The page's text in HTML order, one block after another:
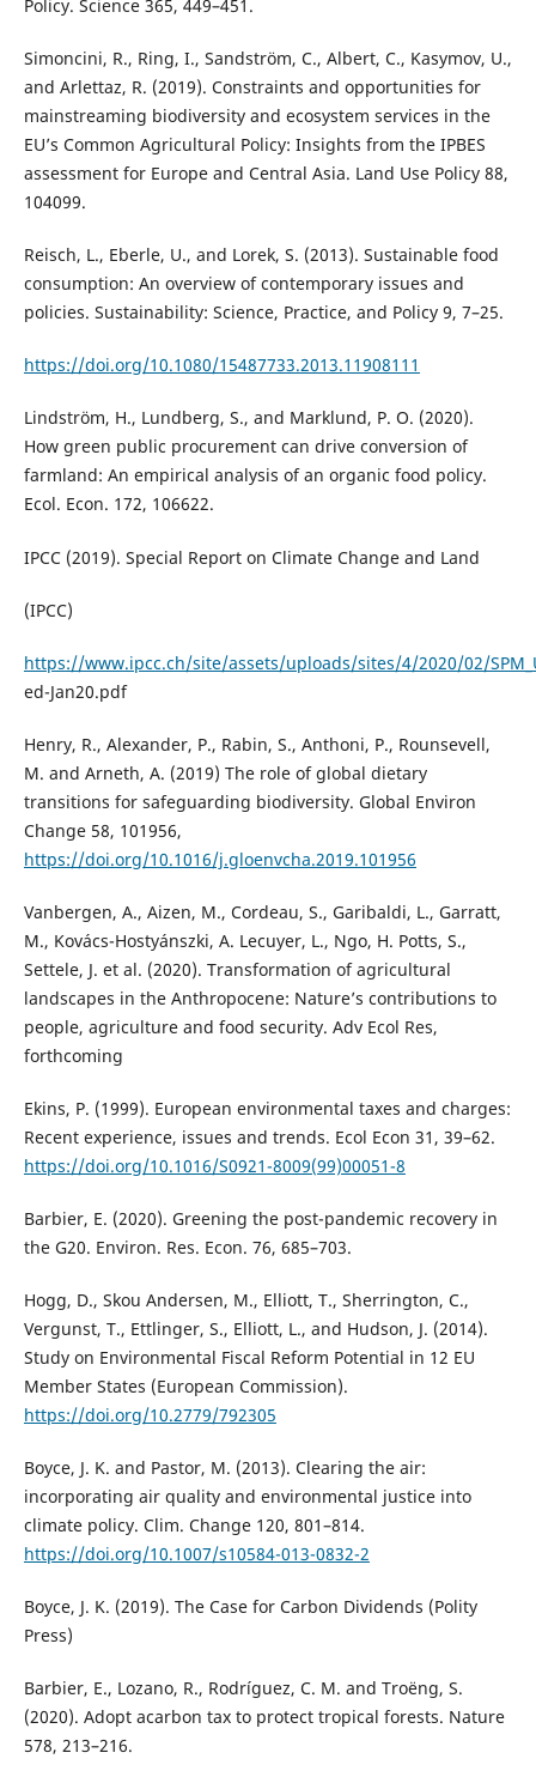
Policy. Science 365, 449–451.
Simoncini, R., Ring, I., Sandström, C., Albert, C., Kasymov, U.,
and Arlettaz, R. (2019). Constraints and opportunities for
mainstreaming biodiversity and ecosystem services in the
EU’s Common Agricultural Policy: Insights from the IPBES
assessment for Europe and Central Asia. Land Use Policy 88,
104099.
Reisch, L., Eberle, U., and Lorek, S. (2013). Sustainable food
consumption: An overview of contemporary issues and
policies. Sustainability: Science, Practice, and Policy 9, 7–25.
https://doi.org/10.1080/15487733.2013.11908111
Lindström, H., Lundberg, S., and Marklund, P. O. (2020).
How green public procurement can drive conversion of
farmland: An empirical analysis of an organic food policy.
Ecol. Econ. 172, 106622.
IPCC (2019). Special Report on Climate Change and Land
(IPCC)
https://www.ipcc.ch/site/assets/uploads/sites/4/2020/02/
ed-Jan20.pdf
Henry, R., Alexander, P., Rabin, S., Anthoni, P., Rounsevell,
M. and Arneth, A. (2019) The role of global dietary
transitions for safeguarding biodiversity. Global Environ
Change 58, 101956,
https://doi.org/10.1016/j.gloenvcha.2019.101956
Vanbergen, A., Aizen, M., Cordeau, S., Garibaldi, L., Garratt,
M., Kovács-Hostyánszki, A. Lecuyer, L., Ngo, H. Potts, S.,
Settele, J. et al. (2020). Transformation of agricultural
landscapes in the Anthropocene: Nature’s contributions to
people, agriculture and food security. Adv Ecol Res,
forthcoming
Ekins, P. (1999). European environmental taxes and charges:
Recent experience, issues and trends. Ecol Econ 31, 39–62.
https://doi.org/10.1016/S0921-8009(99)00051-8
Barbier, E. (2020). Greening the post-pandemic recovery in
the G20. Environ. Res. Econ. 76, 685–703.
Hogg, D., Skou Andersen, M., Elliott, T., Sherrington, C.,
Vergunst, T., Ettlinger, S., Elliott, L., and Hudson, J. (2014).
Study on Environmental Fiscal Reform Potential in 12 EU
Member States (European Commission).
https://doi.org/10.2779/792305
Boyce, J. K. and Pastor, M. (2013). Clearing the air:
incorporating air quality and environmental justice into
climate policy. Clim. Change 120, 801–814.
https://doi.org/10.1007/s10584-013-0832-2
Boyce, J. K. (2019). The Case for Carbon Dividends (Polity
Press)
Barbier, E., Lozano, R., Rodríguez, C. M. and Troëng, S.
(2020). Adopt acarbon tax to protect tropical forests. Nature
578, 213–216.